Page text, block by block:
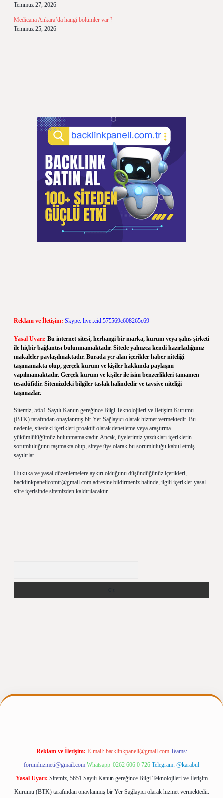
Temmuz 27, 2026
Medicana Ankara’da hangi bölümler var ?
Temmuz 25, 2026
Reklam ve İletişim: Skype: live:.cid.575569c608265c69
Yasal Uyarı: Bu internet sitesi, herhangi bir marka, kurum veya şahıs şirketi
ile hiçbir bağlantısı bulunmamaktadır. Sitede yalnızca kendi hazırladığımız
makaleler paylaşılmaktadır. Burada yer alan içerikler haber niteliği
taşımamakta olup, gerçek kurum ve kişiler hakkında paylaşım
yapılmamaktadır. Gerçek kurum ve kişiler ile isim benzerlikleri tamamen
tesadüfidir. Sitemizdeki bilgiler taslak halindedir ve tavsiye niteliği
taşımazlar.
Sitemiz, 5651 Sayılı Kanun gereğince Bilgi Teknolojileri ve İletişim Kurumu
(BTK) tarafından onaylanmış bir Yer Sağlayıcı olarak hizmet vermektedir. Bu
nedenle, sitedeki içerikleri proaktif olarak denetleme veya araştırma
yükümlülüğümüz bulunmamaktadır. Ancak, üyelerimiz yazdıkları içeriklerin
sorumluluğunu taşımakta olup, siteye üye olarak bu sorumluluğu kabul etmiş
sayılırlar.
Hukuka ve yasal düzenlemelere aykırı olduğunu düşündüğünüz içerikleri,
backlinkpanelicomtr@gmail.com adresine bildirmeniz halinde, ilgili içerikler yasal
süre içerisinde sitemizden kaldırılacaktır.
betexpergir.net
Reklam ve İletişim: E-mail: backlinkpaneli@gmail.com Teams:
forumhizmeti@gmail.com Whatsapp: 0262 606 0 726 Telegram: @karabul
Yasal Uyarı: Sitemiz, 5651 Sayılı Kanun gereğince Bilgi Teknolojileri ve İletişim
Kurumu (BTK) tarafından onaylanmış bir Yer Sağlayıcı olarak hizmet vermektedir.